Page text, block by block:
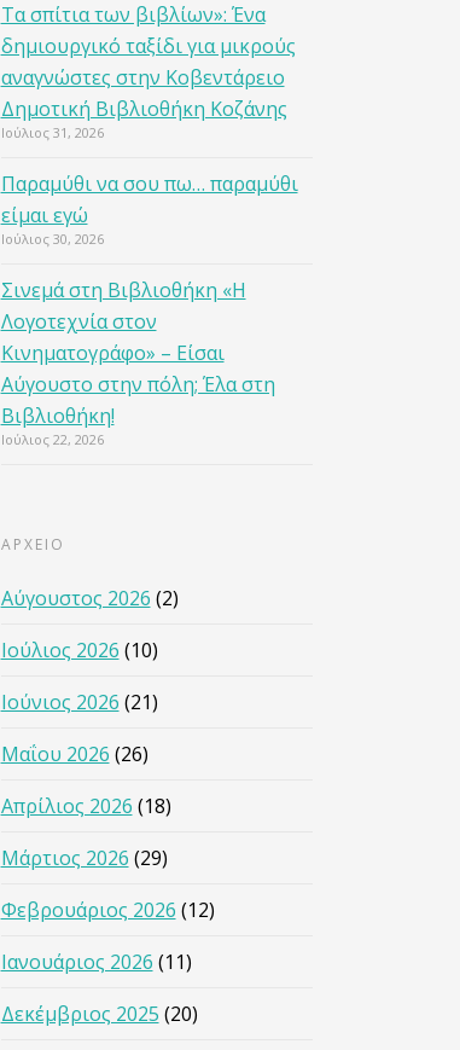
Τα σπίτια των βιβλίων»: Ένα
δημιουργικό ταξίδι για μικρούς
αναγνώστες στην Κοβεντάρειο
Δημοτική Βιβλιοθήκη Κοζάνης
Ιούλιος 31, 2026
Παραμύθι να σου πω… παραμύθι
είμαι εγώ
Ιούλιος 30, 2026
Σινεμά στη Βιβλιοθήκη «Η
Λογοτεχνία στον
Κινηματογράφο» – Είσαι
Αύγουστο στην πόλη; Έλα στη
Βιβλιοθήκη!
Ιούλιος 22, 2026
ΑΡΧΕΙΟ
Αύγουστος 2026 (2)
Ιούλιος 2026 (10)
Ιούνιος 2026 (21)
Μαΐου 2026 (26)
Απρίλιος 2026 (18)
Μάρτιος 2026 (29)
Φεβρουάριος 2026 (12)
Ιανουάριος 2026 (11)
Δεκέμβριος 2025 (20)